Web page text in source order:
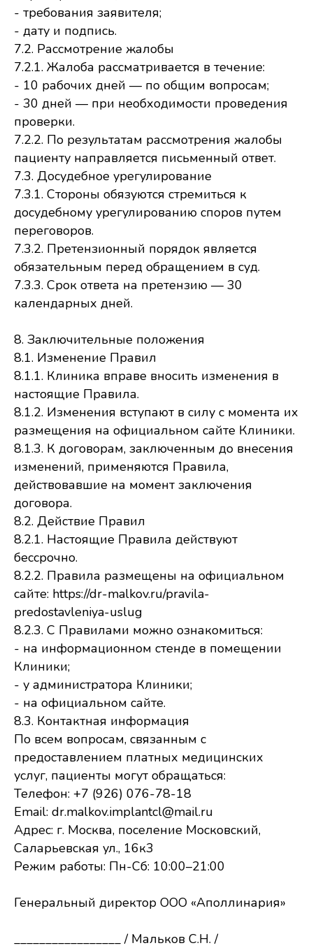
- требования заявителя;
- дату и подпись.
7.2. Рассмотрение жалобы
7.2.1. Жалоба рассматривается в течение:
- 10 рабочих дней — по общим вопросам;
- 30 дней — при необходимости проведения
проверки.
7.2.2. По результатам рассмотрения жалобы
пациенту направляется письменный ответ.
7.3. Досудебное урегулирование
7.3.1. Стороны обязуются стремиться к
досудебному урегулированию споров путем
переговоров.
7.3.2. Претензионный порядок является
обязательным перед обращением в суд.
7.3.3. Срок ответа на претензию — 30
календарных дней.
8. Заключительные положения
8.1. Изменение Правил
8.1.1. Клиника вправе вносить изменения в
настоящие Правила.
8.1.2. Изменения вступают в силу с момента их
размещения на официальном сайте Клиники.
8.1.3. К договорам, заключенным до внесения
изменений, применяются Правила,
действовавшие на момент заключения
договора.
8.2. Действие Правил
8.2.1. Настоящие Правила действуют
бессрочно.
8.2.2. Правила размещены на официальном
сайте: https://dr-malkov.ru/pravila-
predostavleniya-uslug
8.2.3. С Правилами можно ознакомиться:
- на информационном стенде в помещении
Клиники;
- у администратора Клиники;
- на официальном сайте.
8.3. Контактная информация
По всем вопросам, связанным с
предоставлением платных медицинских
услуг, пациенты могут обращаться:
Телефон: +7 (926) 076-78-18
Email: dr.malkov.implantcl@mail.ru
Адрес: г. Москва, поселение Московский,
Саларьевская ул., 16к3
Режим работы: Пн-Сб: 10:00–21:00
Генеральный директор ООО «Аполлинария»
_________________ / Мальков С.Н. /